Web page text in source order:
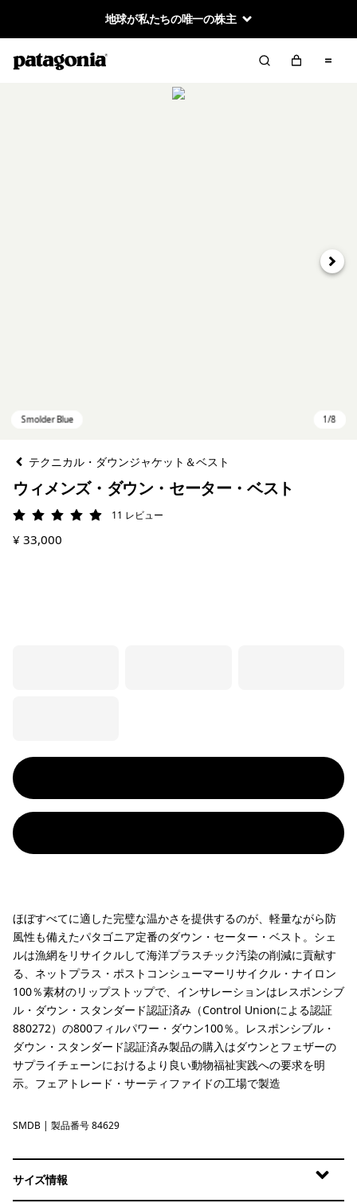
地球が私たちの唯一の株主
次へ
テクニカル・ダウンジャケット＆ベスト
ウィメンズ・ダウン・セーター・ベスト
評価: 4.9 / 5
11 レビュー
¥ 33,000
ほぼすべてに適した完璧な温かさを提供するのが、軽量ながら防
風性も備えたパタゴニア定番のダウン・セーター・ベスト。シェ
ルは漁網をリサイクルして海洋プラスチック汚染の削減に貢献す
る、ネットプラス・ポストコンシューマーリサイクル・ナイロン
100％素材のリップストップで、インサレーションはレスポンシブ
ル・ダウン・スタンダード認証済み（Control Unionによる認証
880272）の800フィルパワー・ダウン100％。レスポンシブル・
ダウン・スタンダード認証済み製品の購入はダウンとフェザーの
サプライチェーンにおけるより良い動物福祉実践への要求を明
示。フェアトレード・サーティファイドの工場で製造
Smolder Blue
SMDB | 製品番号 84629
サイズ情報